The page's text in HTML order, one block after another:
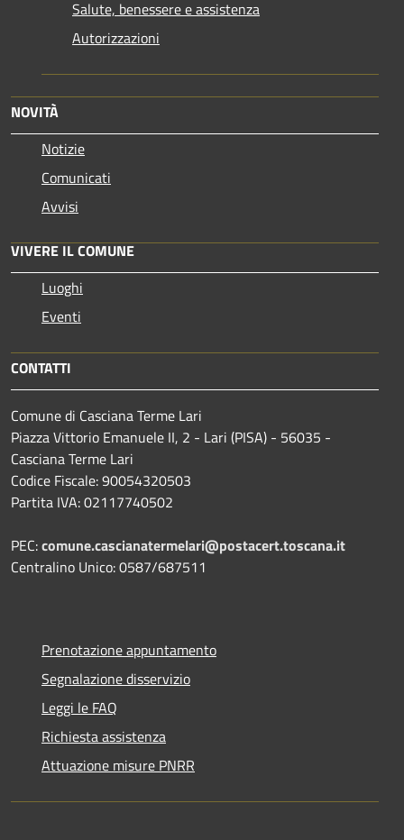
Salute, benessere e assistenza
Autorizzazioni
NOVITÀ
Notizie
Comunicati
Avvisi
VIVERE IL COMUNE
Luoghi
Eventi
CONTATTI
Comune di Casciana Terme Lari
Piazza Vittorio Emanuele II, 2 - Lari (PISA) - 56035 -
Casciana Terme Lari
Codice Fiscale: 90054320503
Partita IVA: 02117740502
PEC:comune.cascianatermelari@postacert.toscana.it
Centralino Unico: 0587/687511
Prenotazione appuntamento
Segnalazione disservizio
Leggi le FAQ
Richiesta assistenza
Attuazione misure PNRR